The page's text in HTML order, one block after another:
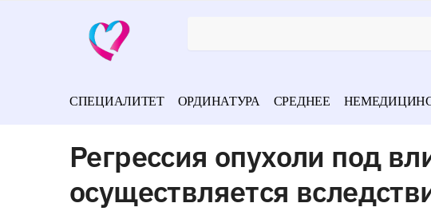
СПЕЦИАЛИТЕТ ОРДИНАТУРА СРЕДНЕЕ
Регрессия опухоли под
осуществляется